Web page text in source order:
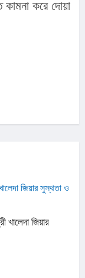
কামনা করে দোয়া
খালেদা জিয়ার